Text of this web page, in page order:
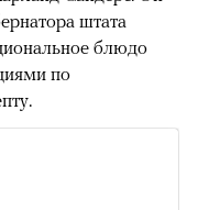
штата
блюдо
по